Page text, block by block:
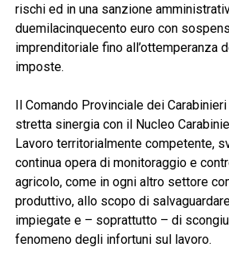
rischi ed in una sanzione
duemilacinquecento euro con
imprenditoriale fino all’ottemperanza
imposte.
Il Comando Provinciale dei
stretta sinergia con il Nucleo
Lavoro territorialmente competente,
continua opera di monitoraggio e
agricolo, come in ogni altro settore
produttivo, allo scopo di
impiegate e – soprattutto – di
fenomeno degli infortuni sul lavoro.